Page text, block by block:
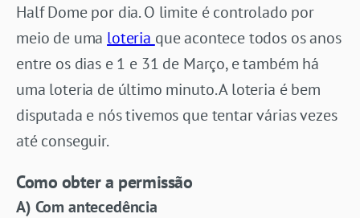
Half Dome por dia. O limite é controlado por
meio de uma loteria que acontece todos os anos
entre os dias e 1 e 31 de Março, e também há
uma loteria de último minuto. A loteria é bem
disputada e nós tivemos que tentar várias vezes
até conseguir.
Como obter a permissão
A) Com antecedência